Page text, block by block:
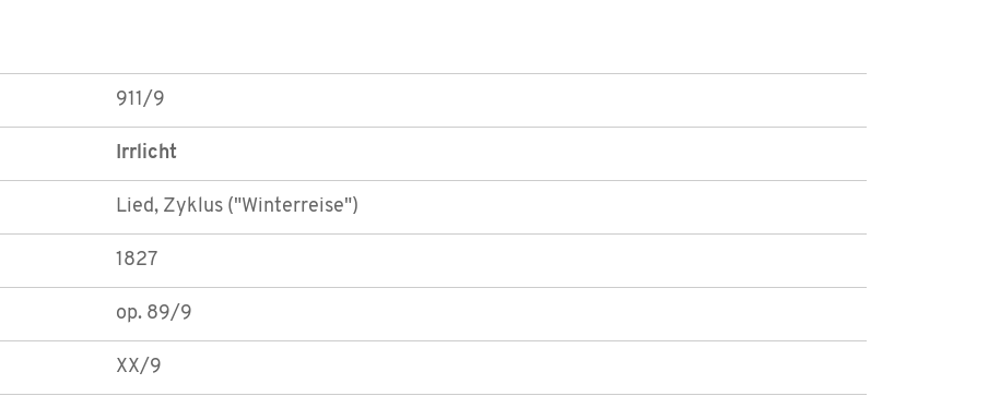
911/9
Irrlicht
Lied, Zyklus ("Winterreise")
1827
op. 89/9
XX/9